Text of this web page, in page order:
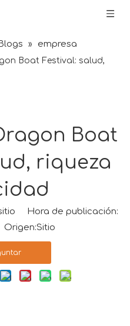
Blogs »
empresa
Boat Festival: salud,
Boat
riqueza
Hora de publicación:
Sitio